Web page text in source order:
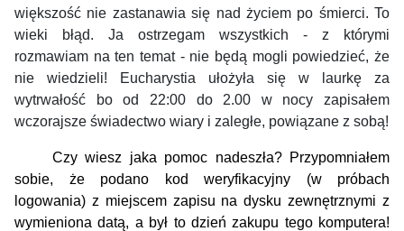
większość nie zastanawia się nad życiem po śmierci. To
wieki błąd. Ja ostrzegam wszystkich - z którymi
rozmawiam na ten temat - nie będą mogli powiedzieć, że
nie wiedzieli! Eucharystia ułożyła się w laurkę za
wytrwałość bo od 22:00 do 2.00 w nocy zapisałem
wczorajsze świadectwo wiary i zaległe, powiązane z sobą!
Czy wiesz jaka pomoc nadeszła?Przypomniałem
sobie, że podano kod weryfikacyjny (w próbach
logowania) z miejscem zapisu na dysku zewnętrznymiz
wymieniona datą, a był to dzień zakupu tego komputera!